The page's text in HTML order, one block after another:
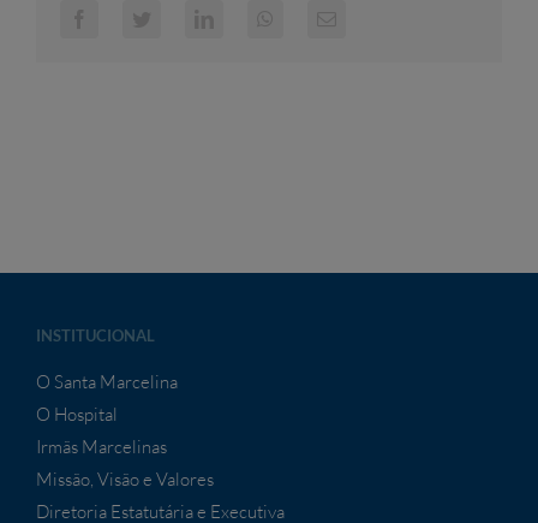
INSTITUCIONAL
O Santa Marcelina
O Hospital
Irmãs Marcelinas
Missão, Visão e Valores
Diretoria Estatutária e Executiva